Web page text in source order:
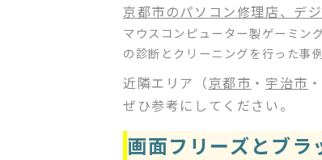
京都市のパソコン修理店、デ
マウスコンピューター製ゲーミン
の診断とクリーニングを行った事
近隣エリア（京都市 ・ 宇治市 ・
ぜひ参考にしてください。
画面フリーズとブ